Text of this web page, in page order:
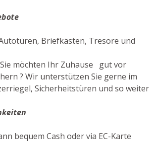
Briefkästen, Tresore und
möchten Ihr Zuhause gut vor
? Wir unterstützen Sie gerne im
Sicherheitstüren und so weiter
bequem Cash oder via EC-Karte